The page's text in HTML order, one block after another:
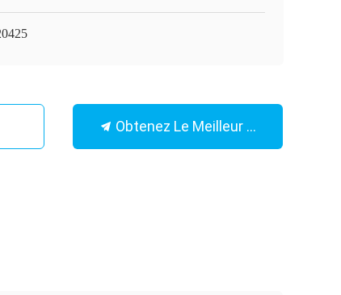
Obtenez Le Meilleur Prix